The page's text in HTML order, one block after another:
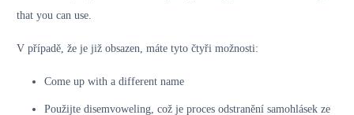
that you can use.
V případě, že je již obsazen, máte tyto čtyři možnosti:
Come up with a different name
Použijte disemvoweling, což je proces odstranění samohlásek ze